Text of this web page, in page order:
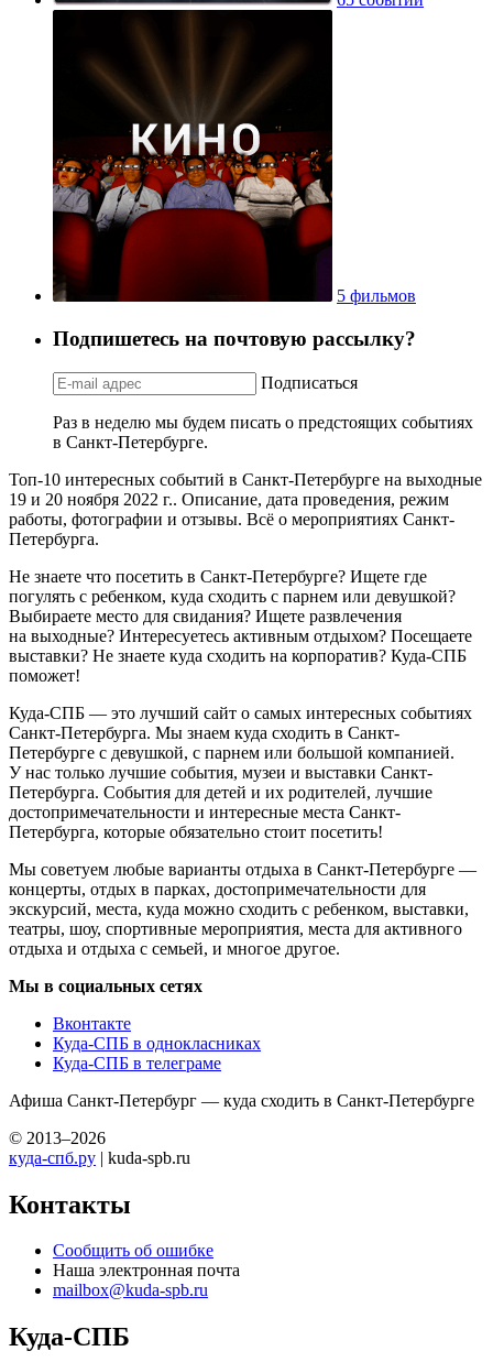
5 фильмов
Подпишетесь на почтовую рассылку?
Подписаться
Раз в неделю мы будем писать о предстоящих событиях
в Санкт-Петербурге.
Топ-10 интересных событий в Санкт-Петербурге на выходные
19 и 20 ноября 2022 г.. Описание, дата проведения, режим
работы, фотографии и отзывы. Всё о мероприятиях Санкт-
Петербурга.
Не знаете что посетить в Санкт-Петербурге? Ищете где
погулять с ребенком, куда сходить с парнем или девушкой?
Выбираете место для свидания? Ищете развлечения
на выходные? Интересуетесь активным отдыхом? Посещаете
выставки? Не знаете куда сходить на корпоратив? Куда-СПБ
поможет!
Куда-СПБ — это лучший сайт о самых интересных событиях
Санкт-Петербурга. Мы знаем куда сходить в Санкт-
Петербурге с девушкой, с парнем или большой компанией.
У нас только лучшие события, музеи и выставки Санкт-
Петербурга. События для детей и их родителей, лучшие
достопримечательности и интересные места Санкт-
Петербурга, которые обязательно стоит посетить!
Мы советуем любые варианты отдыха в Санкт-Петербурге —
концерты, отдых в парках, достопримечательности для
экскурсий, места, куда можно сходить с ребенком, выставки,
театры, шоу, спортивные мероприятия, места для активного
отдыха и отдыха с семьей, и многое другое.
Мы в социальных сетях
Вконтакте
Куда-СПБ в однокласниках
Куда-СПБ в телеграме
Афиша Санкт-Петербург — куда сходить в Санкт-Петербурге
© 2013–2026
куда-спб.ру | kuda-spb.ru
Контакты
Сообщить об ошибке
Наша электронная почта
mailbox@kuda-spb.ru
Куда-СПБ